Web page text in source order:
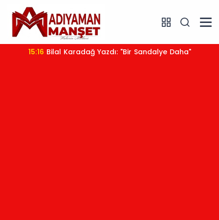
15:16 Bilal Karadağ Yazdı: "Bir Sandalye Daha"